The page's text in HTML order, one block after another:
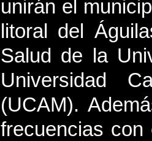
unirán el
litoral del
Salud de la
Universidad
(UCAM).
frecuencias con